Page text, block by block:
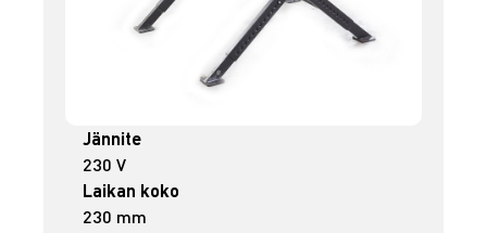
Jännite
230 V
Laikan koko
230 mm